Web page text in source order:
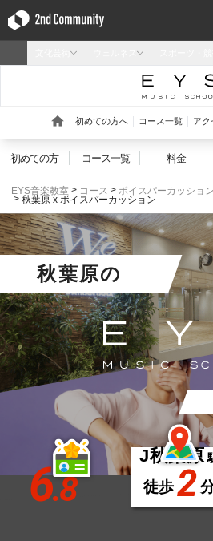
初めての方 コース一覧 料金
EYS音楽教室 コース
ボイスパーカッション
秋葉原 x ボイスパーカッション
秋葉原の
6.8
J秋葉原
徒歩2